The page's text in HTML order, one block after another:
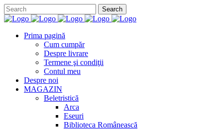
Prima pagină
Cum cumpăr
Despre livrare
Termene şi condiţii
Contul meu
Despre noi
MAGAZIN
Beletristică
Arca
Eseuri
Biblioteca Românească